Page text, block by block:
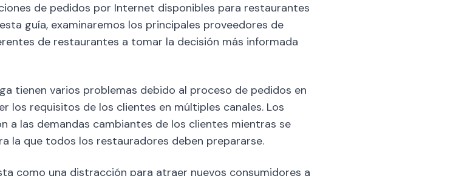
de pedidos por Internet disponibles para restaurantes
guía, examinaremos los principales proveedores de
de restaurantes a tomar la decisión más informada
tienen varios problemas debido al proceso de pedidos en
los requisitos de los clientes en múltiples canales. Los
a las demandas cambiantes de los clientes mientras se
la que todos los restauradores deben prepararse.
como una distracción para atraer nuevos consumidores a